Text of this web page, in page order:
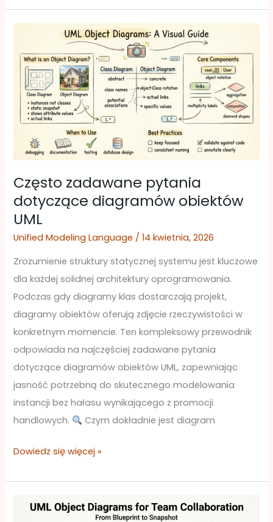
Często zadawane pytania
dotyczące diagramów obiektów
UML
Unified Modeling Language /14 kwietnia, 2026
Zrozumienie struktury statycznej systemu jest kluczowe
dla każdej solidnej architektury oprogramowania.
Podczas gdy diagramy klas dostarczają projekt,
diagramy obiektów oferują zdjęcie rzeczywistości w
konkretnym momencie. Ten kompleksowy przewodnik
odpowiada na najczęściej zadawane pytania
dotyczące diagramów obiektów UML, zapewniając
jasność potrzebną do skutecznego modelowania
instancji bez hałasu wynikającego z promocji
handlowych.
Czym dokładnie jest diagram
pytania
dotyczące
diagramów
obiektów
Dowiedz się więcej »
Współpracowne